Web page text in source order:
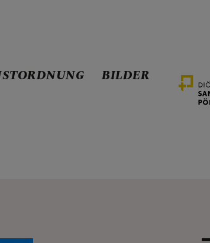
PERSCHLINGTAL
BILDER